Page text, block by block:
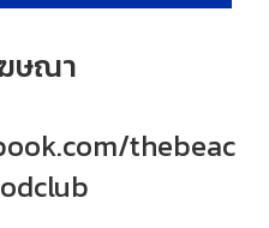
ษณา
thebeac